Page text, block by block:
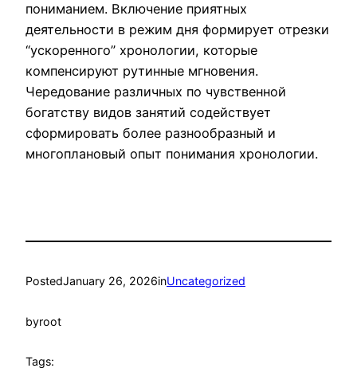
пониманием. Включение приятных
деятельности в режим дня формирует отрезки
“ускоренного” хронологии, которые
компенсируют рутинные мгновения.
Чередование различных по чувственной
богатству видов занятий содействует
сформировать более разнообразный и
многоплановый опыт понимания хронологии.
PostedJanuary 26, 2026inUncategorized
byroot
Tags: